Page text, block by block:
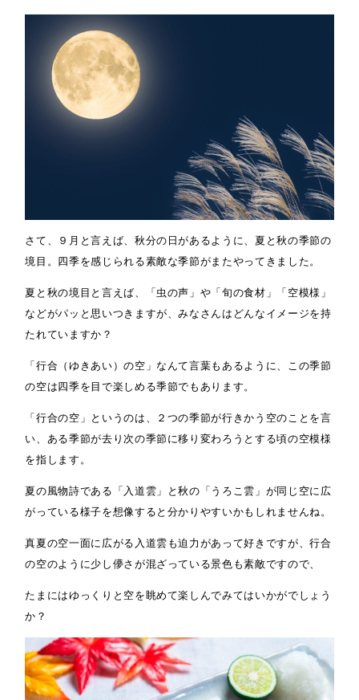
さて、９月と言えば、秋分の日があるように、夏と秋の季節の
境目。四季を感じられる素敵な季節がまたやってきました。
夏と秋の境目と言えば、「虫の声」や「旬の食材」「空模様」
などがパッと思いつきますが、みなさんはどんなイメージを持
たれていますか？
「行合（ゆきあい）の空」なんて言葉もあるように、この季節
の空は四季を目で楽しめる季節でもあります。
「行合の空」というのは、２つの季節が行きかう空のことを言
い、ある季節が去り次の季節に移り変わろうとする頃の空模様
を指します。
夏の風物詩である「入道雲」と秋の「うろこ雲」が同じ空に広
がっている様子を想像すると分かりやすいかもしれませんね。
真夏の空一面に広がる入道雲も迫力があって好きですが、行合
の空のように少し儚さが混ざっている景色も素敵ですので、
たまにはゆっくりと空を眺めて楽しんでみてはいかがでしょう
か？